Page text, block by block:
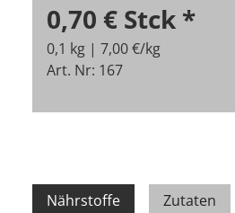
0,70 € Stck *
0,1 kg | 7,00 €/kg
Art. Nr: 167
Nährstoffe Zutaten